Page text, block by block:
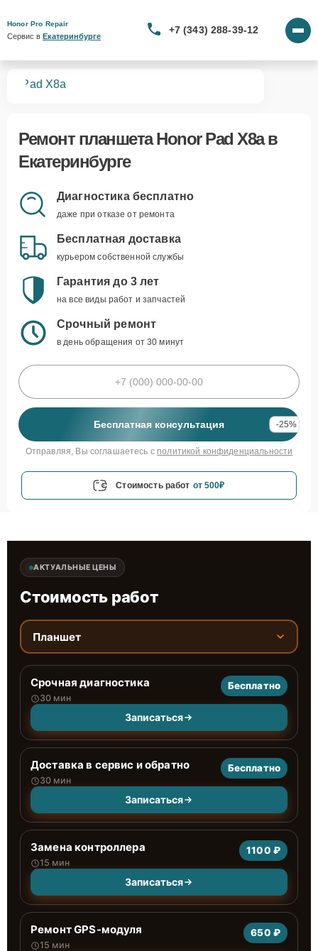
Honor Pro Repair
Сервис в Екатеринбурге
+7 (343) 288-39-12
Pad X8a
Ремонт планшета Honor Pad X8aв
Екатеринбурге
Диагностика бесплатно
даже при отказе от ремонта
Бесплатная доставка
курьером собственной службы
Гарантия до 3 лет
на все виды работ и запчастей
Срочный ремонт
в день обращения от 30 минут
Бесплатная консультация -25%
Отправляя, Вы соглашаетесь с политикой конфиденциальности
Стоимость работ от 500₽
АКТУАЛЬНЫЕ ЦЕНЫ
Стоимость работ
Планшет
Срочная диагностика
30 мин
Бесплатно
Записаться
Доставка в сервис и обратно
30 мин
Бесплатно
Записаться
Замена контроллера
15 мин
1100 ₽
Записаться
Ремонт GPS-модуля
15 мин
650 ₽